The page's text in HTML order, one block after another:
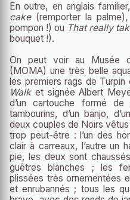
En outre, en anglais
cake(remporter la palme),
pompon !) ou That really
bouquet !).
On peut voir au Musée
(MOMA) une très belle
les premiers rags de
Walket signée Albert
d’un cartouche formé
tambourins, d’un banjo,
deux couples de Noirs
trop peut-être : l’un des
clair à carreaux, l’autre un
pie, les deux sont
guêtres blanches ; les
plissées très ornementées
et enrubannés ; tous les